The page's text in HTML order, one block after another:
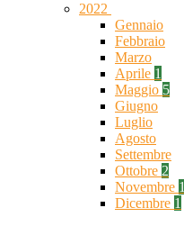
2022
Gennaio
Febbraio
Marzo
Aprile 1
Maggio 5
Giugno
Luglio
Agosto
Settembre
Ottobre 2
Novembre 1
Dicembre 1